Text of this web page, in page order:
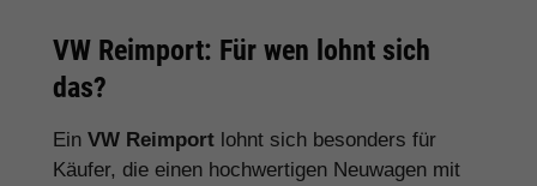
VW Reimport: Für wen lohnt sich
das?
Ein VW Reimport lohnt sich besonders für
Käufer, die einen hochwertigen Neuwagen mit